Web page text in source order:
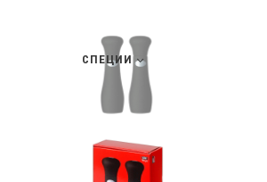
СПЕЦИИ